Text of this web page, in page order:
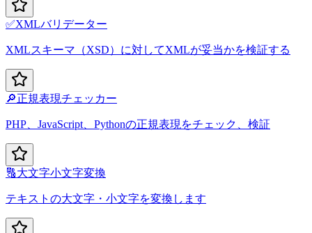
✅XMLバリデーター
XMLスキーマ（XSD）に対してXMLが妥当かを検証する
🔎正規表現チェッカー
PHP、JavaScript、Pythonの正規表現をチェック、検証
🔠大文字小文字変換
テキストの大文字・小文字を変換します